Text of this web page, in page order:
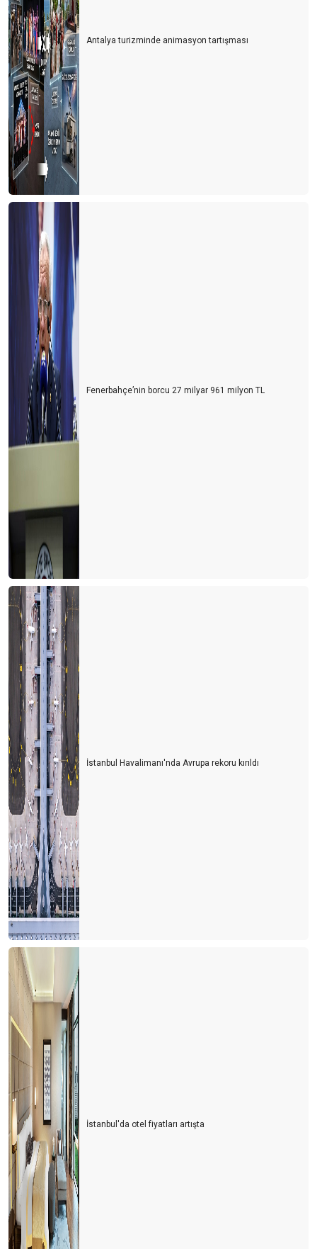
Antalya turizminde animasyon tartışması
Fenerbahçe’nin borcu 27 milyar 961 milyon TL
İstanbul Havalimanı'nda Avrupa rekoru kırıldı
İstanbul'da otel fiyatları artışta